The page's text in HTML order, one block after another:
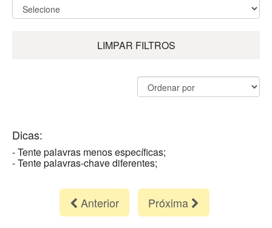
LIMPAR FILTROS
Dicas:
- Tente palavras menos específicas;
- Tente palavras-chave diferentes;
Anterior Próxima